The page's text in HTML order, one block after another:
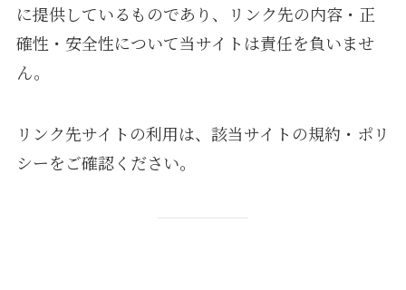
に提供しているものであり、リンク先の内容・正
確性・安全性について当サイトは責任を負いませ
ん。
リンク先サイトの利用は、該当サイトの規約・ポリ
シーをご確認ください。